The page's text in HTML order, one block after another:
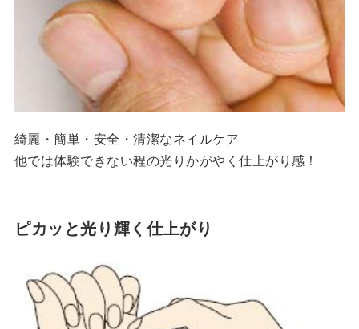
綺麗・簡単・安全・清潔なネイルケア
他では体験できない程の光りかがやく仕上がり感！
ピカッと光り輝く仕上がり